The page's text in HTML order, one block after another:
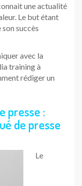
une actualité
Le but étant
succès
avec la
training à
rédiger un
presse :
de presse
Le